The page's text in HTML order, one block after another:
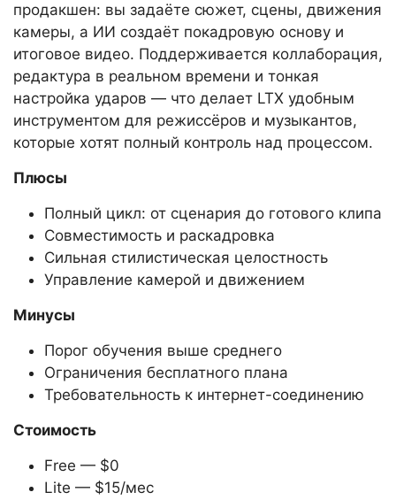
продакшен: вы задаёте сюжет, сцены, движения
камеры, а ИИ создаёт покадровую основу и
итоговое видео. Поддерживается коллаборация,
редактура в реальном времени и тонкая
настройка ударов — что делает LTX удобным
инструментом для режиссёров и музыкантов,
которые хотят полный контроль над процессом.
Плюсы
Полный цикл: от сценария до готового клипа
Совместимость и раскадровка
Сильная стилистическая целостность
Управление камерой и движением
Минусы
Порог обучения выше среднего
Ограничения бесплатного плана
Требовательность к интернет-соединению
Стоимость
Free — $0
Lite — $15/мес